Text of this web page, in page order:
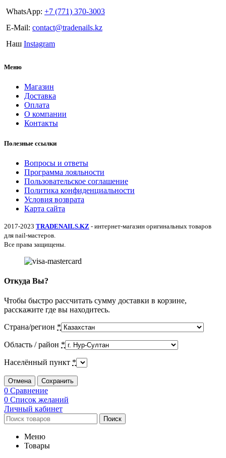
WhatsApp: +7 (771) 370-3003
E-Mail: contact@tradenails.kz
Наш Instagram
Меню
Магазин
Доставка
Оплата
О компании
Контакты
Полезные ссылки
Вопросы и ответы
Программа лояльности
Пользовательское соглашение
Политика конфиденциальности
Условия возврата
Карта сайта
2017-2023 TRADENAILS.KZ - интернет-магазин оригинальных товаров
для nail-мастеров.
Все права защищены.
Откуда Вы?
Чтобы быстро рассчитать сумму доставки в корзине,
расскажите где вы находитесь.
Страна/регион *
Область / район *
Населённый пункт *
Отмена Сохранить
0 Сравнение
0 Список желаний
Личный кабинет
Поиск
Меню
Товары